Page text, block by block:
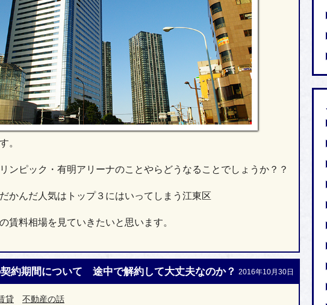
。
ンピック・有明アリーナのことやらどうなることでしょうか？？
かんだ人気はトップ３にはいってしまう江東区
賃料相場を見ていきたいと思います。
約期間について 途中で解約して大丈夫なのか？ 2016年10月30日
貸 不動産の話